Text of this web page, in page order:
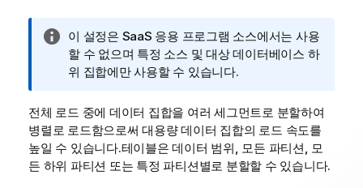
정
보
메
이 설정은 SaaS 응용 프로그램 소스에서는 사용
할 수 없으며 특정 소스 및 대상 데이터베이스 하
위 집합에만 사용할 수 있습니다.
전체 로드 중에 데이터 집합을 여러 세그먼트로 분할하여
병렬로 로드함으로써 대용량 데이터 집합의 로드 속도를
높일 수 있습니다.테이블은 데이터 범위, 모든 파티션, 모
든 하위 파티션 또는 특정 파티션별로 분할할 수 있습니다.